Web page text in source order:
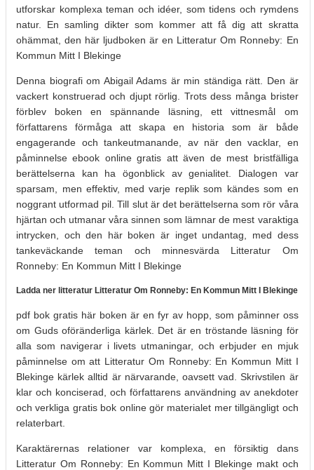
utforskar komplexa teman och idéer, som tidens och rymdens
natur. En samling dikter som kommer att få dig att skratta
ohämmat, den här ljudboken är en Litteratur Om Ronneby: En
Kommun Mitt I Blekinge
Denna biografi om Abigail Adams är min ständiga rätt. Den är
vackert konstruerad och djupt rörlig. Trots dess många brister
förblev boken en spännande läsning, ett vittnesmål om
författarens förmåga att skapa en historia som är både
engagerande och tankeutmanande, av när den vacklar, en
påminnelse ebook online gratis att även de mest bristfälliga
berättelserna kan ha ögonblick av genialitet. Dialogen var
sparsam, men effektiv, med varje replik som kändes som en
noggrant utformad pil. Till slut är det berättelserna som rör våra
hjärtan och utmanar våra sinnen som lämnar de mest varaktiga
intrycken, och den här boken är inget undantag, med dess
tankeväckande teman och minnesvärda Litteratur Om
Ronneby: En Kommun Mitt I Blekinge
Ladda ner litteratur Litteratur Om Ronneby: En Kommun Mitt I Blekinge
pdf bok gratis här boken är en fyr av hopp, som påminner oss
om Guds oföränderliga kärlek. Det är en tröstande läsning för
alla som navigerar i livets utmaningar, och erbjuder en mjuk
påminnelse om att Litteratur Om Ronneby: En Kommun Mitt I
Blekinge kärlek alltid är närvarande, oavsett vad. Skrivstilen är
klar och konciserad, och författarens användning av anekdoter
och verkliga gratis bok online gör materialet mer tillgängligt och
relaterbart.
Karaktärernas relationer var komplexa, en försiktig dans
Litteratur Om Ronneby: En Kommun Mitt I Blekinge makt och